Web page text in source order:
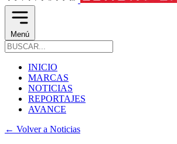
Menú
INICIO
MARCAS
NOTICIAS
REPORTAJES
AVANCE
← Volver a Noticias